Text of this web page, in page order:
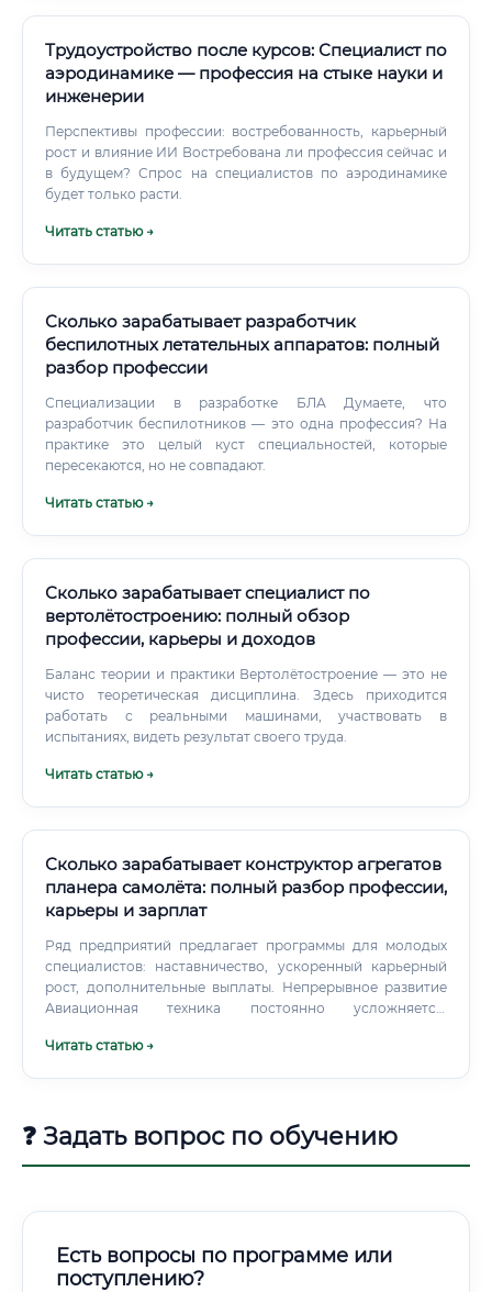
Трудоустройство после курсов: Специалист по
аэродинамике — профессия на стыке науки и
инженерии
Перспективы профессии: востребованность, карьерный
рост и влияние ИИ Востребована ли профессия сейчас и
в будущем? Спрос на специалистов по аэродинамике
будет только расти.
Читать статью →
Сколько зарабатывает разработчик
беспилотных летательных аппаратов: полный
разбор профессии
Специализации в разработке БЛА Думаете, что
разработчик беспилотников — это одна профессия? На
практике это целый куст специальностей, которые
пересекаются, но не совпадают.
Читать статью →
Сколько зарабатывает специалист по
вертолётостроению: полный обзор
профессии, карьеры и доходов
Баланс теории и практики Вертолётостроение — это не
чисто теоретическая дисциплина. Здесь приходится
работать с реальными машинами, участвовать в
испытаниях, видеть результат своего труда.
Читать статью →
Сколько зарабатывает конструктор агрегатов
планера самолёта: полный разбор профессии,
карьеры и зарплат
Ряд предприятий предлагает программы для молодых
специалистов: наставничество, ускоренный карьерный
рост, дополнительные выплаты. Непрерывное развитие
Авиационная техника постоянно усложняется,
новые требования регуляторов. Хороший конструктор
занимается научной работой и защищает кандидатскую
Читать статью →
❓ Задать вопрос по обучению
Есть вопросы по программе или
поступлению?